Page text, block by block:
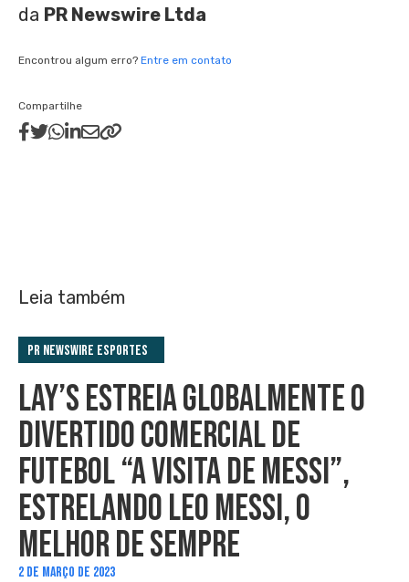
da PR Newswire Ltda
Encontrou algum erro? Entre em contato
Compartilhe
Leia também
PR Newswire Esportes
LAY’S ESTREIA GLOBALMENTE O
DIVERTIDO COMERCIAL DE
FUTEBOL “A VISITA DE MESSI”,
ESTRELANDO LEO MESSI, O
MELHOR DE SEMPRE
2 DE MARÇO DE 2023